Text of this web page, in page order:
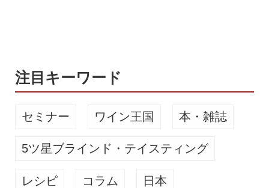
ースラボ ラ...
注目キーワード
セミナー ワイン王国 本・雑誌
5ツ星ブラインド・テイスティング
レシピ コラム 日本